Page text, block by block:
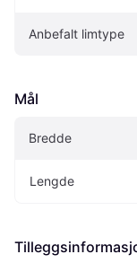
Anbefalt limtype
Mål
Bredde
Lengde